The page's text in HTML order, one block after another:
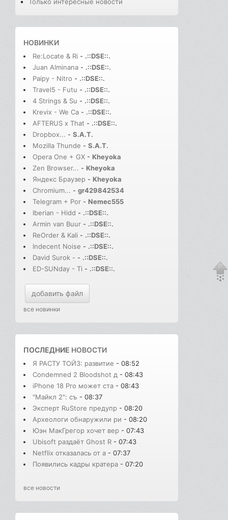
Только интересные новости
НОВИНКИ
Re:Locate & Ri - .::DSE::.
Juan Alminana - .::DSE::.
Paipy - Nitro - .::DSE::.
Travel5 - Futu - .::DSE::.
4 Strings & Su - .::DSE::.
Krevix - We Ca - .::DSE::.
AFTERUS x That - .::DSE::.
Dropbox... - S.A.T.
Mozilla Thunde - S.A.T.
Opera One + GX - Kheyoka
Zen Browser... - Kheyoka
Яндекс Браузер - Kheyoka
Chromium... - gr429842534
Telegram + Por - Nemec555
Iberian - Hidd - .::DSE::.
Armin van Buur - .::DSE::.
ReOrder & Kali - .::DSE::.
Indecent Noise - .::DSE::.
David Surok - - .::DSE::.
ED-SUNday - Ti - .::DSE::.
добавить файл
все новинки
ПОСЛЕДНИЕ НОВОСТИ
Я РАСТУ ТОЙЗ: развитие - 08:52
Condemned 2 Bloodshot д - 08:43
iPhone 18 Pro может ста - 08:43
"Майкл 2": съ - 08:37
Эксперт RuStore предупр - 08:20
Археологи обнаружили ри - 08:20
Юэн МакГрегор хочет вер - 07:43
Ubisoft раздаёт Ghost R - 07:43
Netflix отказалась от а - 07:37
Появились кадры кратера - 07:20
все новости